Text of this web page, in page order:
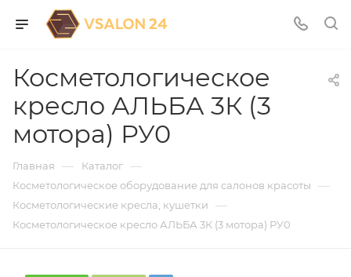
Косметологическое
кресло АЛЬБА 3К (3
мотора) РУ0
Главная — Каталог —
Косметологическое оборудование для салонов красоты —
Косметологические кресла, кушетки —
Косметологическое кресло АЛЬБА 3К (3 мотора) РУ0